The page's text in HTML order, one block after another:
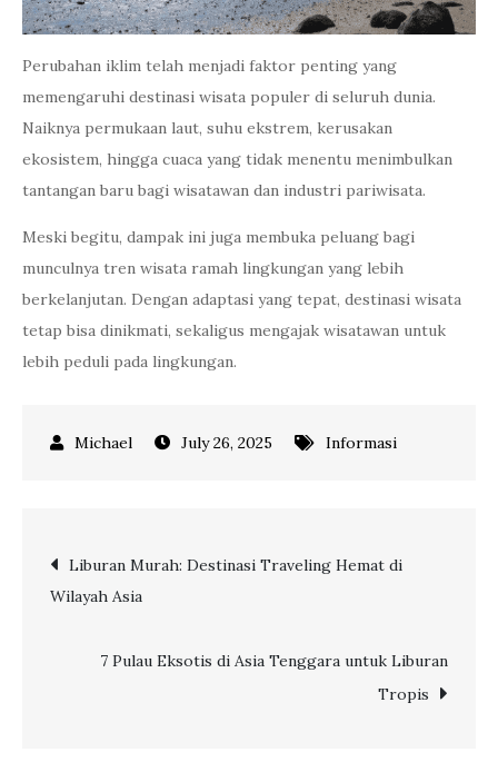
Perubahan iklim telah menjadi faktor penting yang
memengaruhi destinasi wisata populer di seluruh dunia.
Naiknya permukaan laut, suhu ekstrem, kerusakan
ekosistem, hingga cuaca yang tidak menentu menimbulkan
tantangan baru bagi wisatawan dan industri pariwisata.
Meski begitu, dampak ini juga membuka peluang bagi
munculnya tren wisata ramah lingkungan yang lebih
berkelanjutan. Dengan adaptasi yang tepat, destinasi wisata
tetap bisa dinikmati, sekaligus mengajak wisatawan untuk
lebih peduli pada lingkungan.
July 26, 2025 Informasi
Post
navigation
Liburan Murah: Destinasi Traveling Hemat di
Wilayah Asia
7 Pulau Eksotis di Asia Tenggara untuk Liburan
Tropis